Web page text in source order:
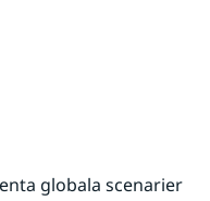
globala scenarier